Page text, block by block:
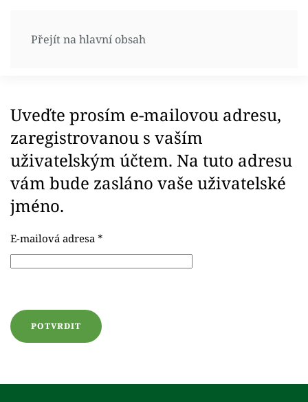
Přejít na hlavní obsah
Uveďte prosím e-mailovou adresu,
zaregistrovanou s vaším
uživatelským účtem. Na tuto adresu
vám bude zasláno vaše uživatelské
jméno.
E-mailová adresa *
POTVRDIT